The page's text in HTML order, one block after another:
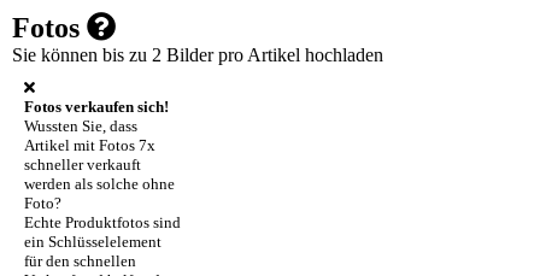
Fotos
Sie können bis zu 2 Bilder pro Artikel hochladen
Fotos verkaufen sich!
Wussten Sie, dass
Artikel mit Fotos 7x
schneller verkauft
werden als solche ohne
Foto?
Echte Produktfotos sind
ein Schlüsselelement
für den schnellen